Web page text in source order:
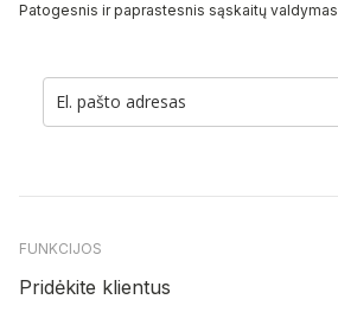
Patogesnis ir paprastesnis sąskaitų valdymas
FUNKCIJOS
Pridėkite klientus